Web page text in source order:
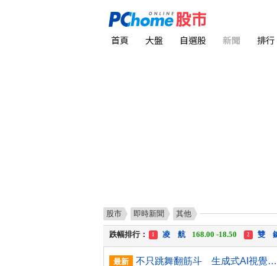
首頁 大盤 自選股 新聞 排行
股市 即時新聞 其他
漲幅排行： 1 川 湖11,110.00 +1,010.00
跌幅排行：
1 凌 航 168.00 -18.50 2 雙
最新 不只跳舞翻筋斗 生成式AI視覺搶攻人形機器人聰明大腦